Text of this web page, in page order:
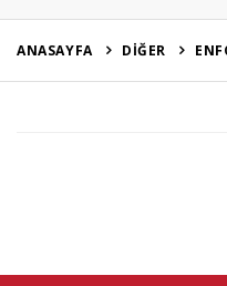
ANASAYFA DİĞER